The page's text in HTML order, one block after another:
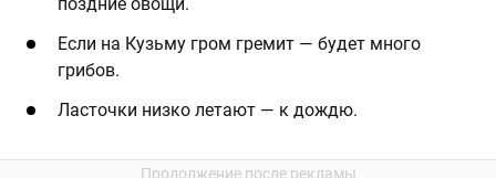
Если на Кузьму гром гремит — будет много
грибов.
Ласточки низко летают — к дождю.